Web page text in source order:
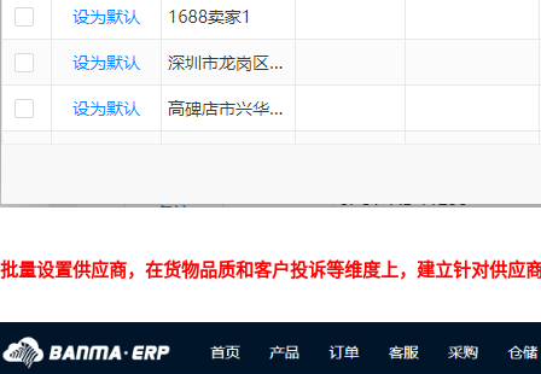
批量设置供应商，在货物品质和客户投诉等维度上，建立针对供应